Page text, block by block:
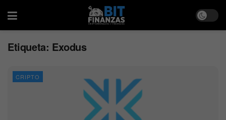
Etiqueta: Exodus
CRIPTO